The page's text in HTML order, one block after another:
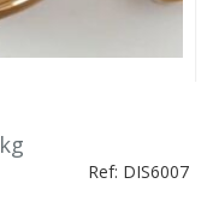
Ref: DIS6007